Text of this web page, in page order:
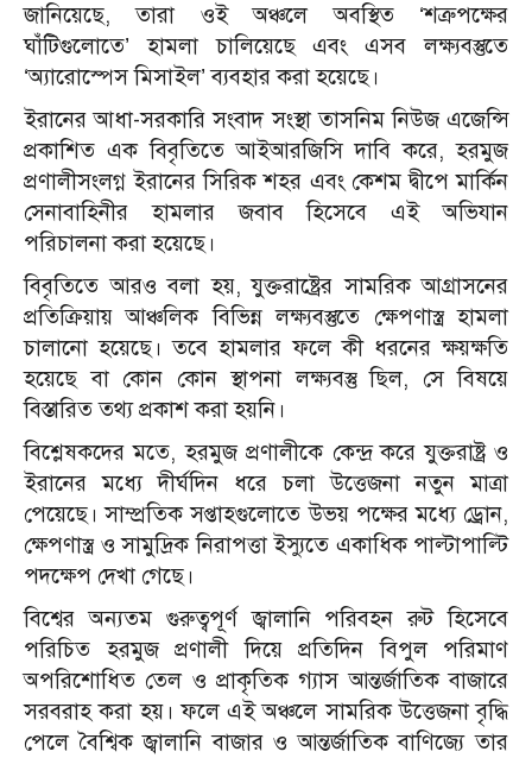
জানিয়েছে, তারা ওই অঞ্চলে অবস্থিত ‘শত্রুপক্ষের
ঘাঁটিগুলোতে’ হামলা চালিয়েছে এবং এসব লক্ষ্যবস্তুতে
‘অ্যারোস্পেস মিসাইল’ ব্যবহার করা হয়েছে।
ইরানের আধা-সরকারি সংবাদ সংস্থা তাসনিম নিউজ এজেন্সি
প্রকাশিত এক বিবৃতিতে আইআরজিসি দাবি করে, হরমুজ
প্রণালীসংলগ্ন ইরানের সিরিক শহর এবং কেশম দ্বীপে মার্কিন
সেনাবাহিনীর হামলার জবাব হিসেবে এই অভিযান
পরিচালনা করা হয়েছে।
বিবৃতিতে আরও বলা হয়, যুক্তরাষ্ট্রের সামরিক আগ্রাসনের
প্রতিক্রিয়ায় আঞ্চলিক বিভিন্ন লক্ষ্যবস্তুতে ক্ষেপণাস্ত্র হামলা
চালানো হয়েছে। তবে হামলার ফলে কী ধরনের ক্ষয়ক্ষতি
হয়েছে বা কোন কোন স্থাপনা লক্ষ্যবস্তু ছিল, সে বিষয়ে
বিস্তারিত তথ্য প্রকাশ করা হয়নি।
বিশ্লেষকদের মতে, হরমুজ প্রণালীকে কেন্দ্র করে যুক্তরাষ্ট্র ও
ইরানের মধ্যে দীর্ঘদিন ধরে চলা উত্তেজনা নতুন মাত্রা
পেয়েছে। সাম্প্রতিক সপ্তাহগুলোতে উভয় পক্ষের মধ্যে ড্রোন,
ক্ষেপণাস্ত্র ও সামুদ্রিক নিরাপত্তা ইস্যুতে একাধিক পাল্টাপাল্টি
পদক্ষেপ দেখা গেছে।
বিশ্বের অন্যতম গুরুত্বপূর্ণ জ্বালানি পরিবহন রুট হিসেবে
পরিচিত হরমুজ প্রণালী দিয়ে প্রতিদিন বিপুল পরিমাণ
অপরিশোধিত তেল ও প্রাকৃতিক গ্যাস আন্তর্জাতিক বাজারে
সরবরাহ করা হয়। ফলে এই অঞ্চলে সামরিক উত্তেজনা বৃদ্ধি
পেলে বৈশ্বিক জ্বালানি বাজার ও আন্তর্জাতিক বাণিজ্যে তার